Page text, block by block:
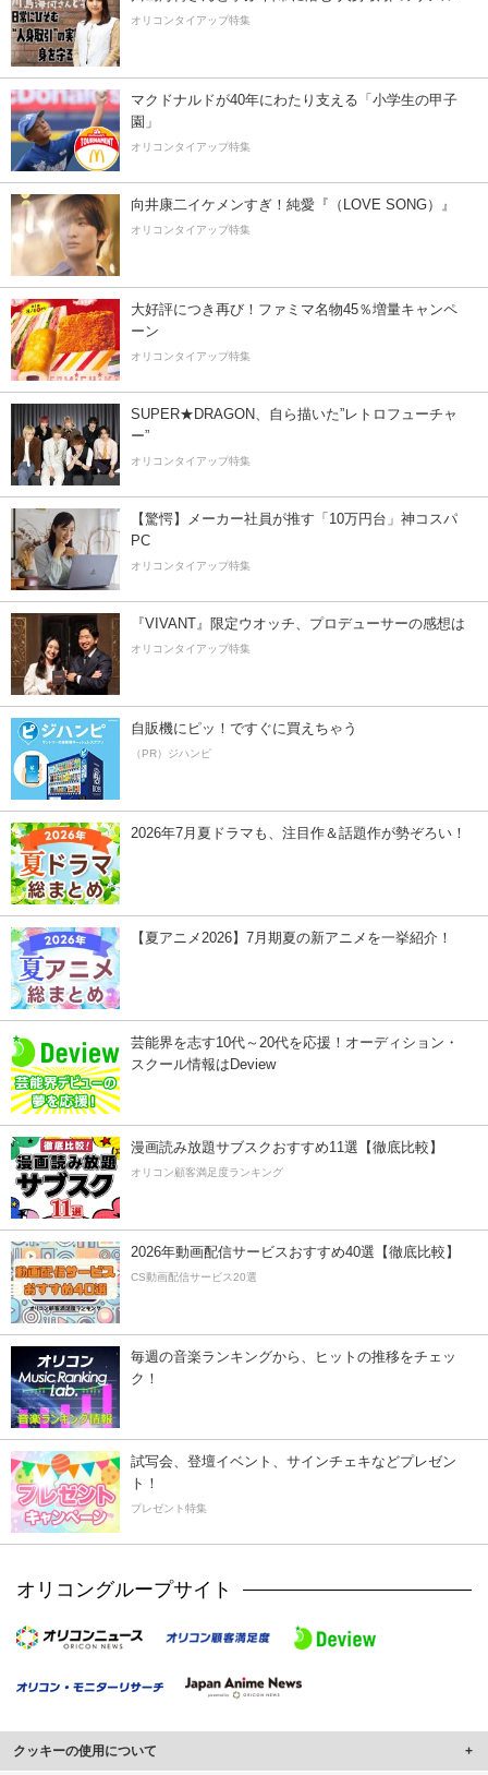
オリコンタイアップ特集
マクドナルドが40年にわたり支える「小学生の甲子
園」
オリコンタイアップ特集
向井康二イケメンすぎ！純愛『（LOVE SONG）』
オリコンタイアップ特集
大好評につき再び！ファミマ名物45％増量キャンペ
ーン
オリコンタイアップ特集
SUPER★DRAGON、自ら描いた”レトロフューチャ
ー”
オリコンタイアップ特集
【驚愕】メーカー社員が推す「10万円台」神コスパ
PC
オリコンタイアップ特集
『VIVANT』限定ウオッチ、プロデューサーの感想は
オリコンタイアップ特集
自販機にピッ！ですぐに買えちゃう
（PR）ジハンピ
2026年7月夏ドラマも、注目作＆話題作が勢ぞろい！
【夏アニメ2026】7月期夏の新アニメを一挙紹介！
芸能界を志す10代～20代を応援！オーディション・
スクール情報はDeview
漫画読み放題サブスクおすすめ11選【徹底比較】
オリコン顧客満足度ランキング
2026年動画配信サービスおすすめ40選【徹底比較】
CS動画配信サービス20選
毎週の音楽ランキングから、ヒットの推移をチェッ
ク！
試写会、登壇イベント、サインチェキなどプレゼン
ト！
プレゼント特集
オリコングループサイト
クッキーの使用について